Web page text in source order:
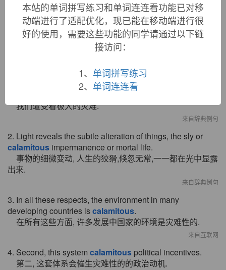
calamitosus"causing loss, destructive," fromcalamitas(see
calamity). Related:Calamitously;calamitousness.
1. We are exposed to the mostcalamitous
我们遭受着极大的灾难.
来自辞典例句
2. Light reveals the subtle alteration of things, the sly or
calamitous impermanence or mortal life.
事物的细微变动, 人生的狡猾,倏忽无常,一一都在光中显露
出来.
来自辞典例句
3. In all these respects, the environment in many
developing countries iscalamitous.
在所有这些方面, 许多发展中国家的环境是灾难性的.
来自互联网
4. Second, this system calamitous political incentives.
第二, 这套体系会催生灾难性的的政治动机.
本站的单词拼写练习和单词连连看功能已对移
动端进行了适配优化，现已能在移动端进行很
好的使用，需要这些功能的同学请通过以下链
接访问：
1、 单词拼写练习
2、 单词连连看